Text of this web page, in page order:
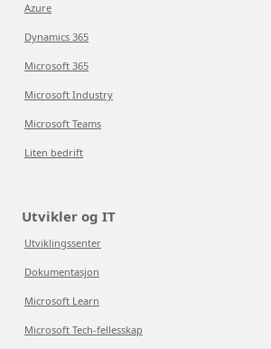
Azure
Dynamics 365
Microsoft 365
Microsoft Industry
Microsoft Teams
Liten bedrift
Utvikler og IT
Utviklingssenter
Dokumentasjon
Microsoft Learn
Microsoft Tech-fellesskap